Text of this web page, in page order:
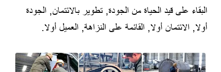
البقاء على قيد الحياة من الجودة, تطوير بالائتمان, الجودة
أولا, الائتمان أولا, القائمة على النزاهة, العميل أولا.